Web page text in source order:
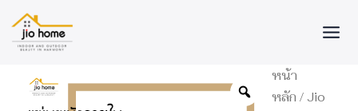
Skip
to
content
หน้า
หลัก / Jio
แผ่น